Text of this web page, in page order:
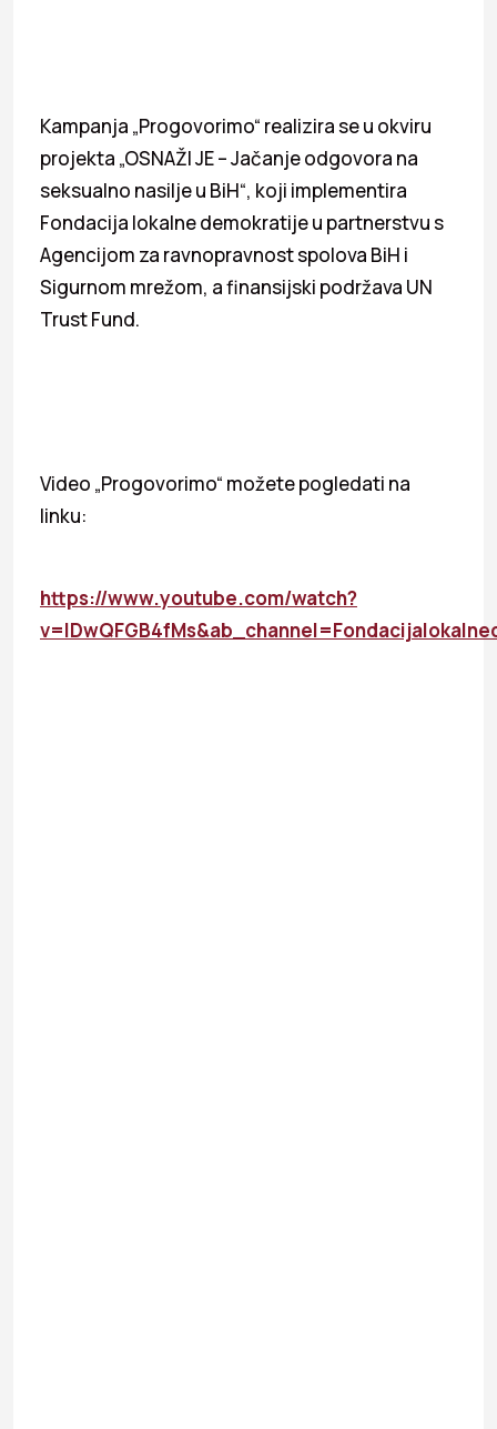
Kampanja „Progovorimo“ realizira se u okviru
projekta „OSNAŽI JE – Jačanje odgovora na
seksualno nasilje u BiH“, koji implementira
Fondacija lokalne demokratije u partnerstvu s
Agencijom za ravnopravnost spolova BiH i
Sigurnom mrežom, a finansijski podržava UN
Trust Fund.
Video „Progovorimo“ možete pogledati na
linku:
https://www.youtube.com/watch?